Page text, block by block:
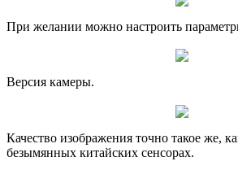
При желании можно настроить
Версия камеры.
Качество изображения точно такое же,
безымянных китайских сенсорах.